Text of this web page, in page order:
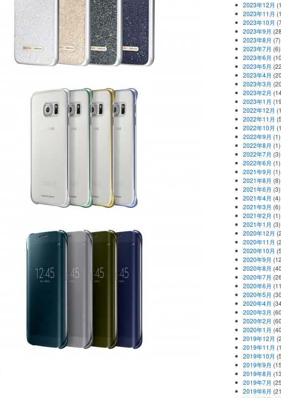
2023年12月
2023年11月
2023年10月
2023年9月
2023年8月 (7)
2023年7月 (6)
2023年6月
2023年5月
2023年4月
2023年3月
2023年2月
2023年1月
2022年12月
2022年11月
2022年10月
2022年9月 (1)
2022年8月 (1)
2022年7月 (3)
2022年6月 (1)
2021年9月 (1)
2021年8月 (8)
2021年6月 (3)
2021年4月 (4)
2021年3月 (6)
2021年2月 (1)
2021年1月 (3)
2020年12月
2020年11月
2020年10月
2020年9月
2020年8月
2020年7月
2020年6月
2020年5月
2020年4月
2020年3月
2020年2月
2020年1月
2019年12月
2019年11月
2019年10月
2019年9月
2019年8月
2019年7月
2019年6月